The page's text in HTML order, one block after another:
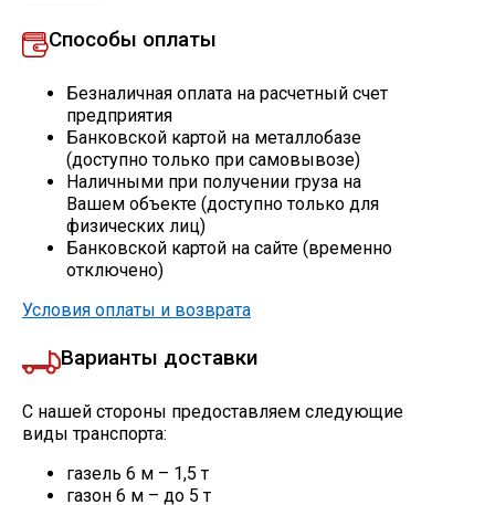
Способы оплаты
Безналичная оплата на расчетный счет
предприятия
Банковской картой на металлобазе
(доступно только при самовывозе)
Наличными при получении груза на
Вашем объекте (доступно только для
физических лиц)
Банковской картой на сайте (временно
отключено)
Условия оплаты и возврата
Варианты доставки
С нашей стороны предоставляем следующие
виды транспорта:
газель 6 м – 1,5 т
газон 6 м – до 5 т